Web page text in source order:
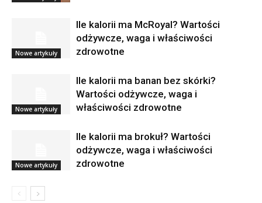
Nowe artykuły
Ile kalorii ma McRoyal? Wartości
odżywcze, waga i właściwości
zdrowotne
Nowe artykuły
Ile kalorii ma banan bez skórki?
Wartości odżywcze, waga i
właściwości zdrowotne
Nowe artykuły
Ile kalorii ma brokuł? Wartości
odżywcze, waga i właściwości
zdrowotne